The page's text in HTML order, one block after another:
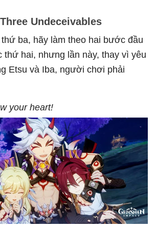
Undeceivables
ba, hãy làm theo hai bước đầu
thứ hai, nhưng lần này, thay vì yêu
Etsu và Iba, người chơi phải
your heart!